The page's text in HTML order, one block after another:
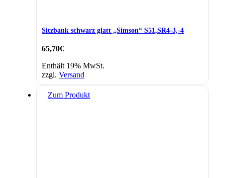
Sitzbank schwarz glatt „Simson“ S51,SR4-3,-4
65,70€
Enthält 19% MwSt.
zzgl. Versand
Zum Produkt